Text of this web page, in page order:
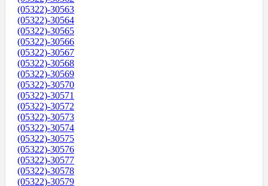
(05322)-30563
(05322)-30564
(05322)-30565
(05322)-30566
(05322)-30567
(05322)-30568
(05322)-30569
(05322)-30570
(05322)-30571
(05322)-30572
(05322)-30573
(05322)-30574
(05322)-30575
(05322)-30576
(05322)-30577
(05322)-30578
(05322)-30579